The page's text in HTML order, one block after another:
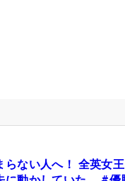
らない人へ！ 全英女